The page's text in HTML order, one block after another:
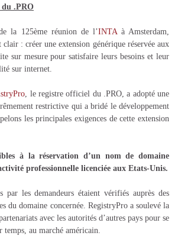
du .PRO
la 125ème réunion de l’INTAà Amsterdam,
: créer une extension générique réservée aux
sur mesure pour satisfaire leurs besoins et leur
sur internet.
, le registre officiel du .PRO, a adopté une
restrictive qui a bridé le développement
les principales exigences de cette extension
à la réservation d’un nom de domaine
professionnelle licenciée aux Etats-Unis.
les demandeurs étaient vérifiés auprès des
du domaine concernée. RegistryPro a soulevé la
avec les autorités d’autres pays pour se
au marché américain.